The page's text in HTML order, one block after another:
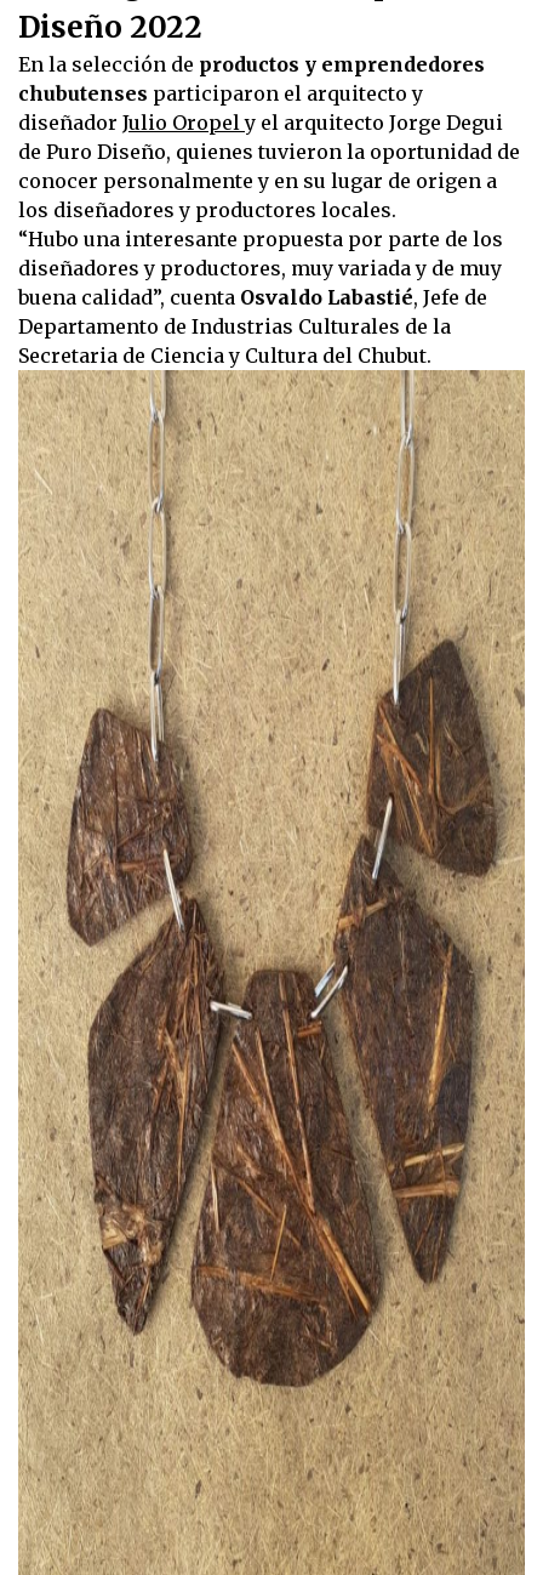
Diseño 2022
En la selección de productos y emprendedores
chubutenses participaron el arquitecto y
diseñador Julio Oropely el arquitecto Jorge Degui
de Puro Diseño, quienes tuvieron la oportunidad de
conocer personalmente y en su lugar de origen a
los diseñadores y productores locales.
“Hubo una interesante propuesta por parte de los
diseñadores y productores, muy variada y de muy
buena calidad”, cuenta Osvaldo Labastié, Jefe de
Departamento de Industrias Culturales de la
Secretaria de Ciencia y Cultura del Chubut.